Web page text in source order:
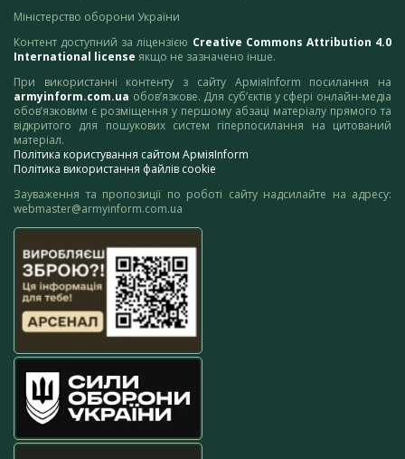
Міністерство оборони України
Контент доступний за ліцензією Creative Commons Attribution 4.0
International license якщо не зазначено інше.
При використанні контенту з сайту АрміяInform посилання на
armyinform.com.ua обов’язкове. Для суб’єктів у сфері онлайн-медіа
обов’язковим є розміщення у першому абзаці матеріалу прямого та
відкритого для пошукових систем гіперпосилання на цитований
матеріал.
Політика користування сайтом АрміяInform
Політика використання файлів cookie
Зауваження та пропозиції по роботі сайту надсилайте на адресу:
webmaster@armyinform.com.ua